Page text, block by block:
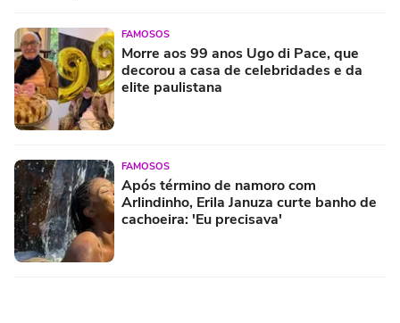
FAMOSOS
Morre aos 99 anos Ugo di Pace, que
decorou a casa de celebridades e da
elite paulistana
FAMOSOS
Após término de namoro com
Arlindinho, Erila Januza curte banho de
cachoeira: 'Eu precisava'